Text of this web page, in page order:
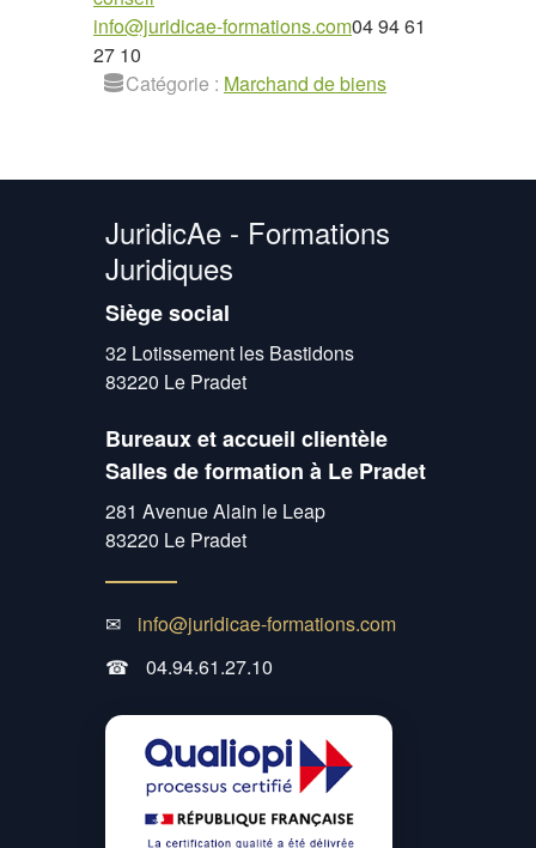
info@juridicae-formations.com04 94 61
27 10
Catégorie : Marchand de biens
JuridicAe - Formations
Juridiques
Siège social
32 Lotissement les Bastidons
83220 Le Pradet
Bureaux et accueil clientèle
Salles de formation à Le Pradet
281 Avenue Alain le Leap
83220 Le Pradet
✉
info@juridicae-formations.com
☎
04.94.61.27.10